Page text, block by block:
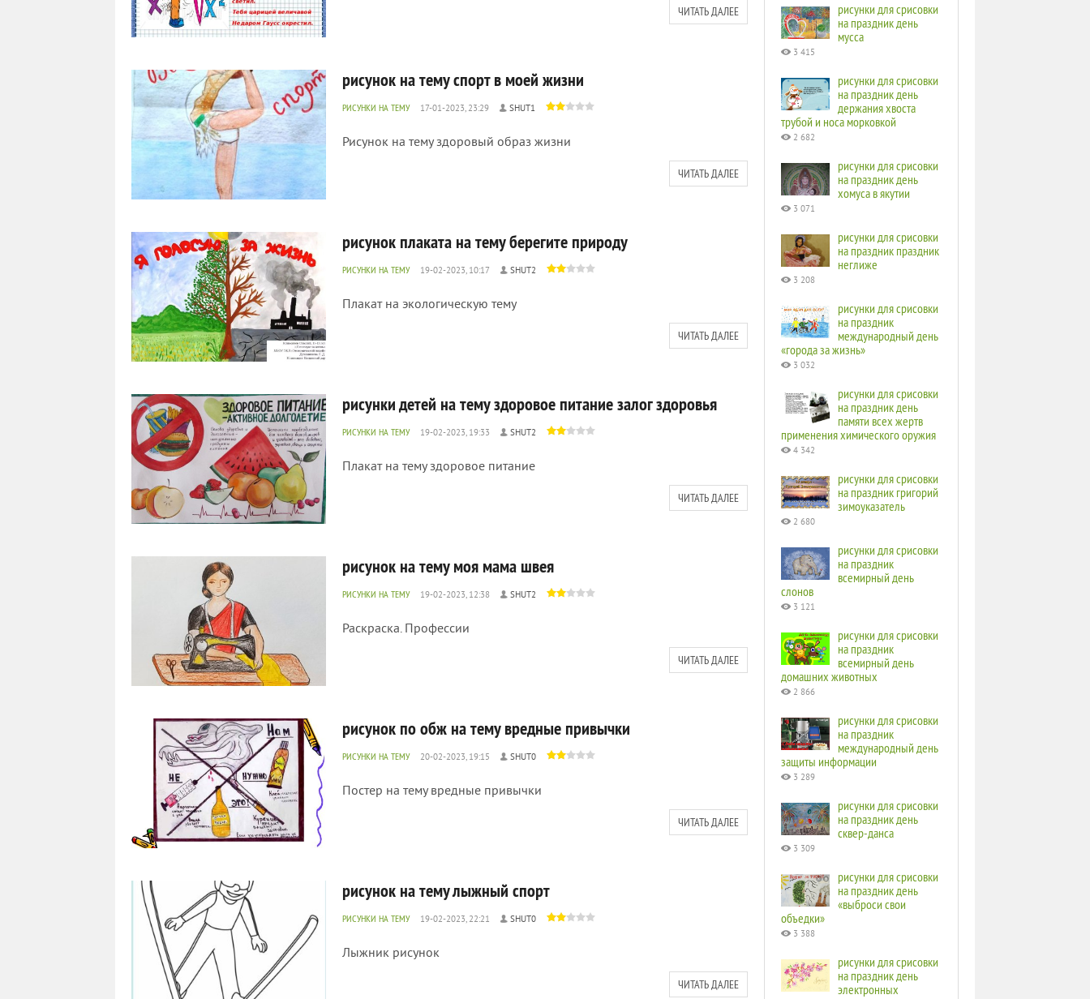
ЧИТАТЬ ДАЛЕЕ
рисунок на тему спорт в моей жизни
РИСУНКИ НА ТЕМУ 17-01-2023, 23:29 SHUT1
Рисунок на тему здоровый образ жизни
ЧИТАТЬ ДАЛЕЕ
рисунок плаката на тему берегите природу
РИСУНКИ НА ТЕМУ 19-02-2023, 10:17 SHUT2
Плакат на экологическую тему
ЧИТАТЬ ДАЛЕЕ
рисунки детей на тему здоровое питание залог здоровья
РИСУНКИ НА ТЕМУ 19-02-2023, 19:33 SHUT2
Плакат на тему здоровое питание
ЧИТАТЬ ДАЛЕЕ
рисунок на тему моя мама швея
РИСУНКИ НА ТЕМУ 19-02-2023, 12:38 SHUT2
Раскраска. Профессии
ЧИТАТЬ ДАЛЕЕ
рисунок по обж на тему вредные привычки
РИСУНКИ НА ТЕМУ 20-02-2023, 19:15 SHUT0
Постер на тему вредные привычки
ЧИТАТЬ ДАЛЕЕ
рисунок на тему лыжный спорт
РИСУНКИ НА ТЕМУ 19-02-2023, 22:21 SHUT0
Лыжник рисунок
ЧИТАТЬ ДАЛЕЕ
рисунки для срисовки
на праздник день
мусса
3 415
рисунки для срисовки
на праздник день
держания хвоста
трубой и носа морковкой
2 682
рисунки для срисовки
на праздник день
хомуса в якутии
3 071
рисунки для срисовки
на праздник праздник
неглиже
3 208
рисунки для срисовки
на праздник
международный день
«города за жизнь»
3 032
рисунки для срисовки
на праздник день
памяти всех жертв
применения химического оружия
4 342
рисунки для срисовки
на праздник григорий
зимоуказатель
2 680
рисунки для срисовки
на праздник
всемирный день
слонов
3 121
рисунки для срисовки
на праздник
всемирный день
домашних животных
2 866
рисунки для срисовки
на праздник
международный день
защиты информации
3 289
рисунки для срисовки
на праздник день
сквер-данса
3 309
рисунки для срисовки
на праздник день
«выброси свои
объедки»
3 388
рисунки для срисовки
на праздник день
электронных